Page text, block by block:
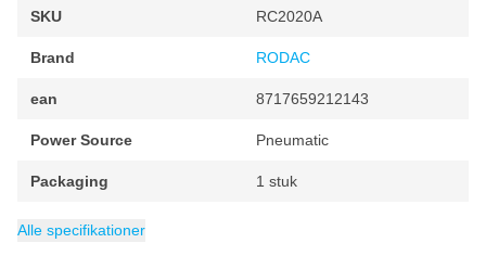
SKU RC2020A
Brand RODAC
ean 8717659212143
Power Source Pneumatic
Packaging 1 stuk
Chuck Size
Rotation Direction
Maksimal hastighed
Weight 0.63 kg
Minimalt omdrejningstal
Air Consumption
Kategori
Alle specifikationer